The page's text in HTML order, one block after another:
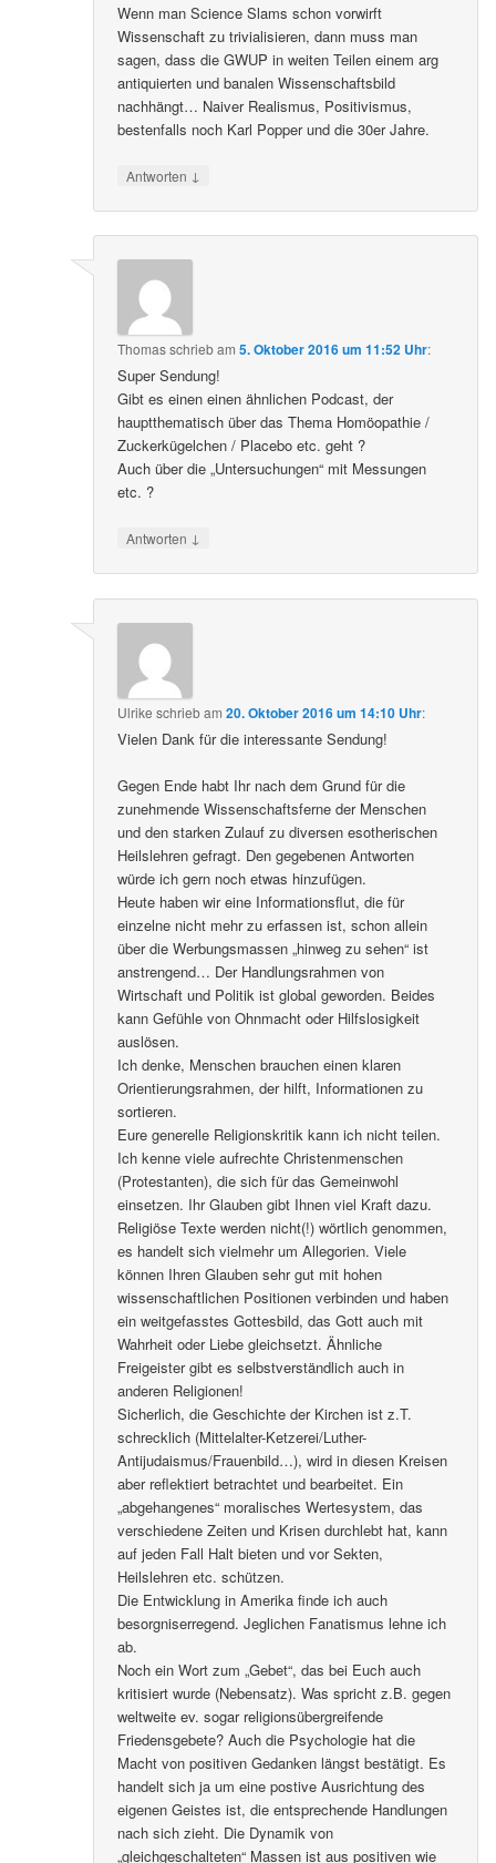
Wenn man Science Slams schon vorwirft
Wissenschaft zu trivialisieren, dann muss man
sagen, dass die GWUP in weiten Teilen einem arg
antiquierten und banalen Wissenschaftsbild
nachhängt… Naiver Realismus, Positivismus,
bestenfalls noch Karl Popper und die 30er Jahre.
Antworten ↓
Thomasschriebam5. Oktober 2016 um 11:52 Uhr:
Super Sendung!
Gibt es einen einen ähnlichen Podcast, der
hauptthematisch über das Thema Homöopathie /
Zuckerkügelchen / Placebo etc. geht ?
Auch über die „Untersuchungen“ mit Messungen
etc. ?
Antworten ↓
Ulrike schriebam20. Oktober 2016 um 14:10 Uhr:
Vielen Dank für die interessante Sendung!
Gegen Ende habt Ihr nach dem Grund für die
zunehmende Wissenschaftsferne der Menschen
und den starken Zulauf zu diversen esotherischen
Heilslehren gefragt. Den gegebenen Antworten
würde ich gern noch etwas hinzufügen.
Heute haben wir eine Informationsflut, die für
einzelne nicht mehr zu erfassen ist, schon allein
über die Werbungsmassen „hinweg zu sehen“ ist
anstrengend… Der Handlungsrahmen von
Wirtschaft und Politik ist global geworden. Beides
kann Gefühle von Ohnmacht oder Hilfslosigkeit
auslösen.
Ich denke, Menschen brauchen einen klaren
Orientierungsrahmen, der hilft, Informationen zu
sortieren.
Eure generelle Religionskritik kann ich nicht teilen.
Ich kenne viele aufrechte Christenmenschen
(Protestanten), die sich für das Gemeinwohl
einsetzen. Ihr Glauben gibt Ihnen viel Kraft dazu.
Religiöse Texte werden nicht(!) wörtlich genommen,
es handelt sich vielmehr um Allegorien. Viele
können Ihren Glauben sehr gut mit hohen
wissenschaftlichen Positionen verbinden und haben
ein weitgefasstes Gottesbild, das Gott auch mit
Wahrheit oder Liebe gleichsetzt. Ähnliche
Freigeister gibt es selbstverständlich auch in
anderen Religionen!
Sicherlich, die Geschichte der Kirchen ist z.T.
schrecklich (Mittelalter-Ketzerei/Luther-
Antijudaismus/Frauenbild…), wird in diesen Kreisen
aber reflektiert betrachtet und bearbeitet. Ein
„abgehangenes“ moralisches Wertesystem, das
verschiedene Zeiten und Krisen durchlebt hat, kann
auf jeden Fall Halt bieten und vor Sekten,
Heilslehren etc. schützen.
Die Entwicklung in Amerika finde ich auch
besorgniserregend. Jeglichen Fanatismus lehne ich
ab.
Noch ein Wort zum „Gebet“, das bei Euch auch
kritisiert wurde (Nebensatz). Was spricht z.B. gegen
weltweite ev. sogar religionsübergreifende
Friedensgebete? Auch die Psychologie hat die
Macht von positiven Gedanken längst bestätigt. Es
handelt sich ja um eine postive Ausrichtung des
eigenen Geistes ist, die entsprechende Handlungen
nach sich zieht. Die Dynamik von
„gleichgeschalteten“ Massen ist aus positiven wie